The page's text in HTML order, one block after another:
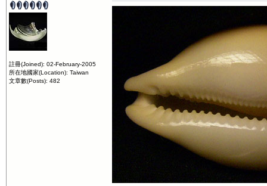
註冊(Joined): 02-February-2005
所在地國家(Location): Taiwan
文章數(Posts): 482